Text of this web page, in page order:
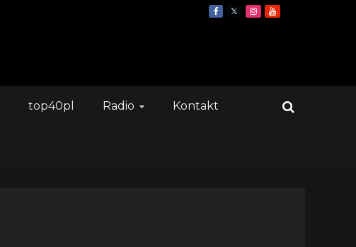
top40pl Radio Kontakt